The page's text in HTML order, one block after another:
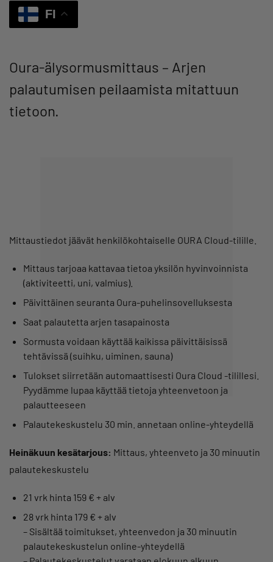
FI
Oura-älysormusmittaus – Arjen
palautumisen peilaamista mitattuun
tietoon.
Mittaustiedot jäävät henkilökohtaiselle OURA Cloud-tilille.
Mittaus tarjoaa kattavaa tietoa yksilön hyvinvoinnista
(aktiviteetti, uni, valmius).
Päivittäinen seuranta Oura-puhelinsovelluksesta
Saat palautetta arjen tasapainosta
Sormusta voidaan käyttää kaikissa päivittäisissä
tehtävissä (suihku, uiminen, sauna)
Tulokset siirretään automaattisesti Oura Cloud -tilillesi.
Pyydämme lupaa käyttää tietoja yhteenvetoon ja
palautteeseen
Palautekeskustelu 30 min. annetaan online-yhteydellä
Heinäkuun kesätarjous: Mittaus, yhteenveto ja 30 minuutin
palautekeskustelu
21 vrk hinta 159 € + alv
28 vrk hinta 179 € + alv
– Sisältää toimitukset, yhteenvedon ja 30 minuutin
palautekeskustelun online-yhteydellä